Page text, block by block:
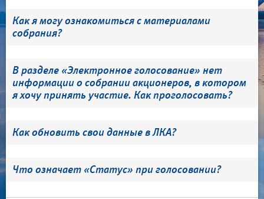
Как я могу ознакомиться с материалами
собрания?
В разделе «Электронное голосование» нет
информации о собрании акционеров, в котором
я хочу принять участие. Как проголосовать?
Как обновить свои данные в ЛКА?
Что означает «Статус» при голосовании?